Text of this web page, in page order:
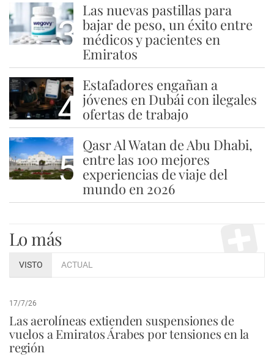
3
Las nuevas pastillas para
bajar de peso, un éxito entre
médicos y pacientes en
Emiratos
4
Estafadores engañan a
jóvenes en Dubái con ilegales
ofertas de trabajo
5
Qasr Al Watan de Abu Dhabi,
entre las 100 mejores
experiencias de viaje del
mundo en 2026
Lo más
VISTO ACTUAL
17/7/26
Las aerolíneas extienden suspensiones de
vuelos a Emiratos Árabes por tensiones en la
región